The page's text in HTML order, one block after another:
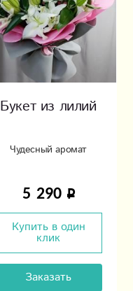
Букет из лилий
Чудесный аромат
5 290
Купить в один
клик
Заказать